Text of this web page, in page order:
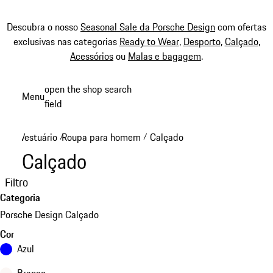
Descubra o nossoSeasonal Sale da Porsche Designcom ofertas
exclusivas nas categorias Ready to Wear, Desporto,Calçado,
Acessóriosou Malas e bagagem.
conteúdo
Menuopen the shop search
field
Vestuário /Roupa para homem / Calçado
Calçado
Filtro
Categoria
Porsche Design Calçado
Cor
Azul